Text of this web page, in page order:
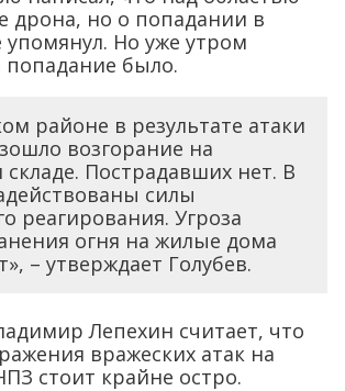
дрона, но о попадании в
упомянул. Но уже утром
попадание было.
районе в результате атаки
возгорание на
Пострадавших нет. В
силы
реагирования. Угроза
огня на жилые дома
– утверждает Голубев.
Лепехин считает, что
вражеских атак на
стоит крайне остро.